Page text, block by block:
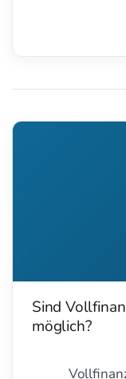
der
Sind
möglich?